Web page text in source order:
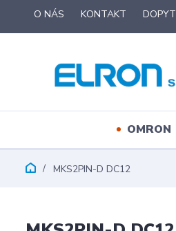
O NÁS KONTAKT DOPYT
OMRON
MKS2PIN-D DC12